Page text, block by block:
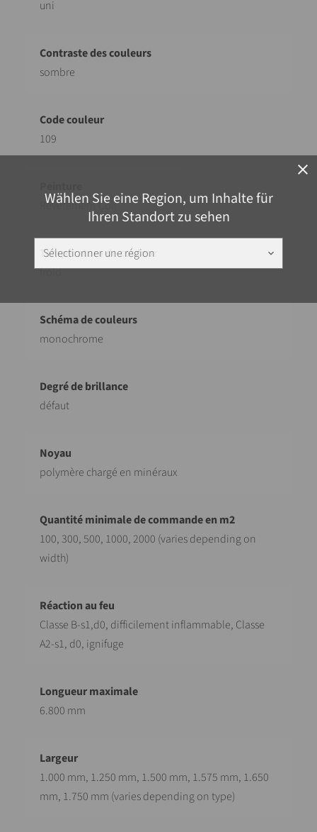
close
Wählen Sie eine Region, um Inhalte für
Ihren Standort zu sehen
Sélectionner une région keyboard_arrow_down
uni
sombre
109
Revêtement Coil
froid
monochrome
défaut
polymère chargé en minéraux
100, 300, 500, 1000, 2000 (varies depending on
width)
Classe B-s1,d0, difficilement inflammable, Classe
A2-s1, d0, ignifuge
6.800 mm
1.000 mm, 1.250 mm, 1.500 mm, 1.575 mm, 1.650
mm, 1.750 mm (varies depending on type)